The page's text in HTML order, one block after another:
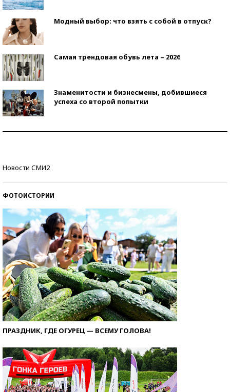
Модный выбор: что взять с собой в отпуск?
Самая трендовая обувь лета – 2026
Знаменитости и бизнесмены, добившиеся
успеха со второй попытки
Новости СМИ2
ФОТОИСТОРИИ
ПРАЗДНИК, ГДЕ ОГУРЕЦ — ВСЕМУ ГОЛОВА!